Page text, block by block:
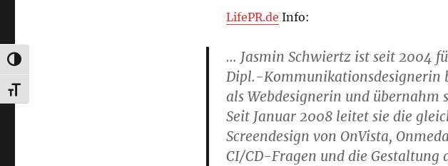
UMSCHALTEN AUF HOHE KONTRASTE
SCHRIFT VERGRÖSSERN
LifePR.de Info:
… Jasmin Schwiertz ist seit 2004
Dipl.-Kommunikationsdesignerin
als Webdesignerin und übernahm
Seit Januar 2008 leitet sie die
Screendesign von OnVista,
CI/CD-Fragen und die Gestaltung